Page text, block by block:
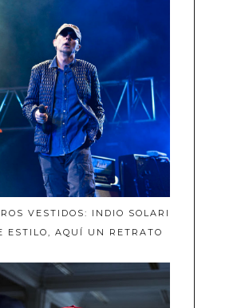
VESTIDOS: INDIO SOLARI
ESTILO, AQUÍ UN RETRATO